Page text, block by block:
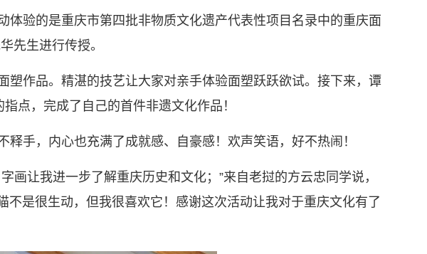
验的是重庆市第四批非物质文化遗产代表性项目名录中的重庆面
先生进行传授。
作品。精湛的技艺让大家对亲手体验面塑跃跃欲试。接下来，谭
点，完成了自己的首件非遗文化作品！
手，内心也充满了成就感、自豪感！欢声笑语，好不热闹！
让我进一步了解重庆历史和文化；”来自老挝的方云忠同学说，
是很生动，但我很喜欢它！感谢这次活动让我对于重庆文化有了